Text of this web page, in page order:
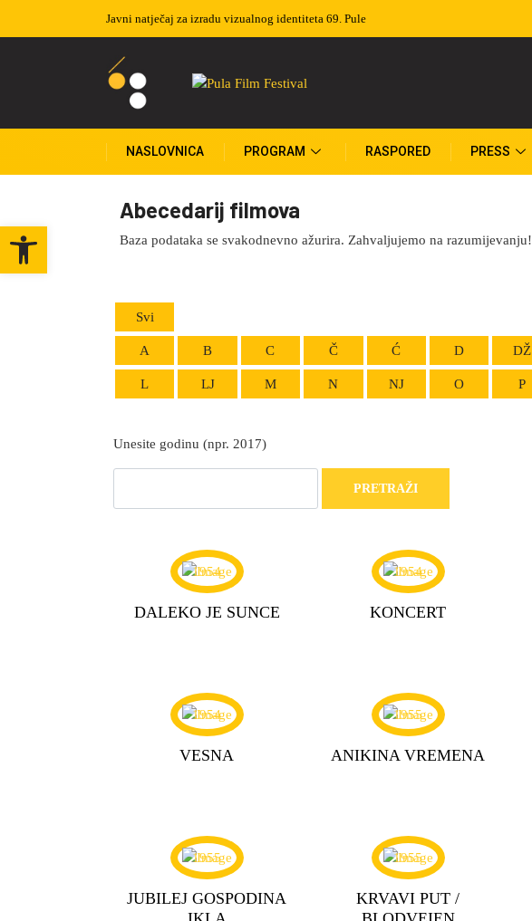
Open toolbar
Izvučeni dobitnici nagradne igre
NASLOVNICA PROGRAM RASPORED PRESS
Abecedarij filmova
Baza podataka se svakodnevno ažurira. Zahvaljujemo na razumijevanju!
Svi
A B C Č Ć D DŽ
L LJ M N NJ O P
Unesite godinu (npr. 2017)
1954
DALEKO JE SUNCE
1954
KONCERT
1954
VESNA
1955
ANIKINA VREMENA
1955
JUBILEJ GOSPODINA
1955
KRVAVI PUT /